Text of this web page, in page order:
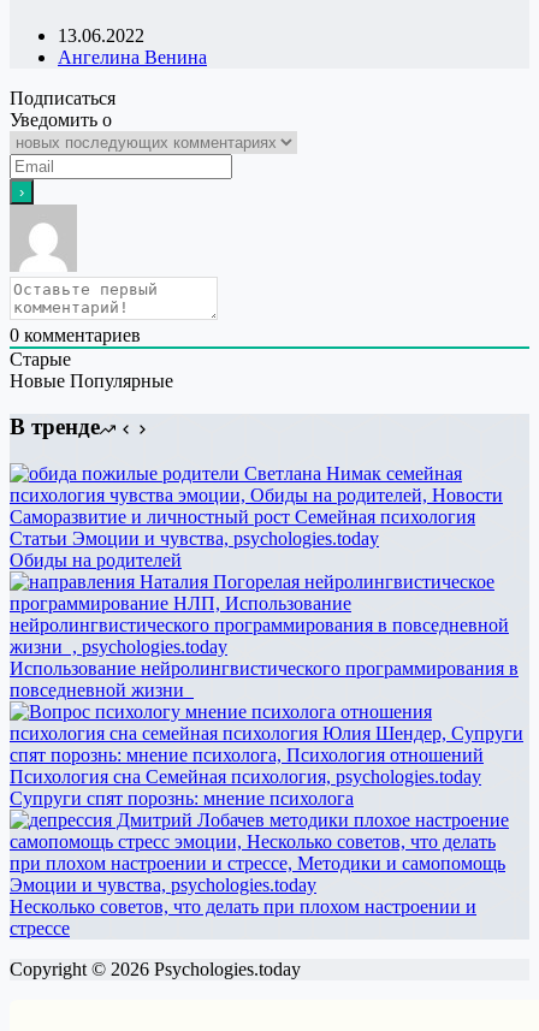
13.06.2022
Ангелина Венина
Подписаться
Уведомить о
0 комментариев
Старые
Новые Популярные
В тренде
Обиды на родителей
Использование нейролингвистического программирования в
повседневной жизни
Супруги спят порознь: мнение психолога
Несколько советов, что делать при плохом настроении и
стрессе
Copyright © 2026 Psychologies.today